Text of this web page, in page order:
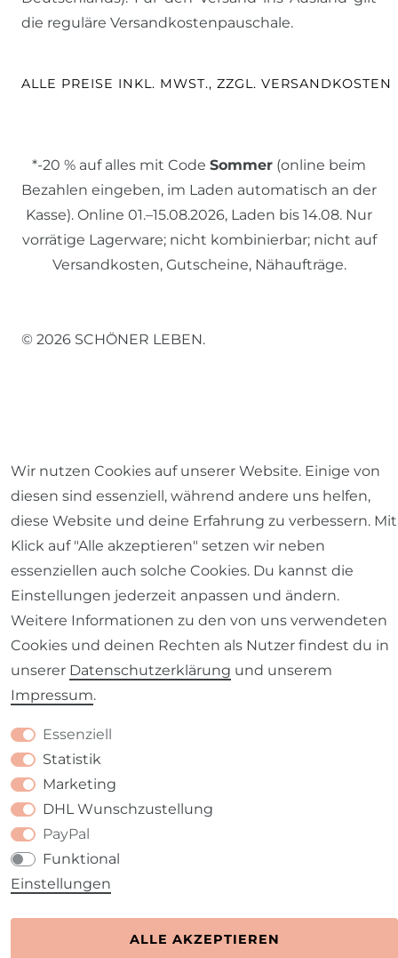
die reguläre Versandkostenpauschale.
ALLE PREISE INKL. MWST., ZZGL. VERSANDKOSTEN
*-20 % auf alles mit Code Sommer (online beim
Bezahlen eingeben, im Laden automatisch an der
Kasse). Online 01.–15.08.2026, Laden bis 14.08. Nur
vorrätige Lagerware; nicht kombinierbar; nicht auf
Versandkosten, Gutscheine, Nähaufträge.
© 2026 SCHÖNER LEBEN.
Impressum Daten­schutz­erklärung AGB
Barrierefreiheitserklärung Widerrufs­recht
VERTRAG WIDERRUFEN
Wir nutzen Cookies auf unserer Website. Einige von
diesen sind essenziell, während andere uns helfen,
diese Website und deine Erfahrung zu verbessern. Mit
Klick auf "Alle akzeptieren" setzen wir neben
essenziellen auch solche Cookies. Du kannst die
Einstellungen jederzeit anpassen und ändern.
Weitere Informationen zu den von uns verwendeten
Cookies und deinen Rechten als Nutzer findest du in
unserer Daten­schutz­erklärung und unserem
Impressum.
Essenziell
Statistik
Marketing
DHL Wunschzustellung
PayPal
Funktional
Einstellungen
ALLE AKZEPTIEREN